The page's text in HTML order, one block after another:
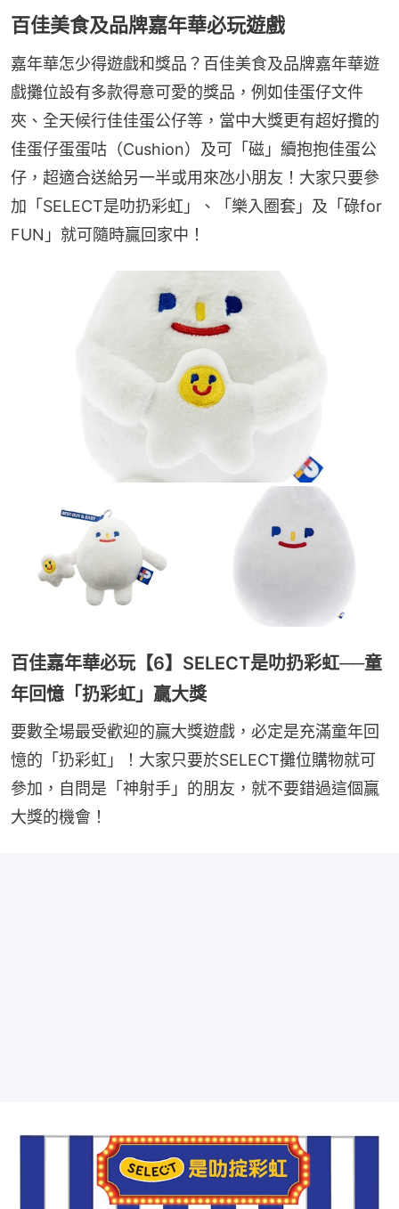
百佳美食及品牌嘉年華必玩遊戲
嘉年華怎少得遊戲和獎品？百佳美食及品牌嘉年華遊
戲攤位設有多款得意可愛的獎品，例如佳蛋仔文件
夾、全天候行佳佳蛋公仔等，當中大獎更有超好攬的
佳蛋仔蛋蛋咕（Cushion）及可「磁」續抱抱佳蛋公
仔，超適合送給另一半或用來氹小朋友！大家只要參
加「SELECT是叻扔彩虹」、「樂入圈套」及「碌for
FUN」就可隨時贏回家中！
百佳嘉年華必玩【6】SELECT是叻扔彩虹──童
年回憶「扔彩虹」贏大獎
要數全場最受歡迎的贏大獎遊戲，必定是充滿童年回
憶的「扔彩虹」！大家只要於SELECT攤位購物就可
參加，自問是「神射手」的朋友，就不要錯過這個贏
大獎的機會！